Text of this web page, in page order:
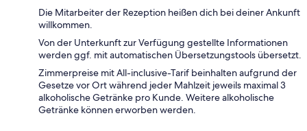
Die Mitarbeiter der Rezeption heißen dich bei deiner Ankunft
willkommen.
Von der Unterkunft zur Verfügung gestellte Informationen
werden ggf. mit automatischen Übersetzungstools übersetzt.
Zimmerpreise mit All-inclusive-Tarif beinhalten aufgrund der
Gesetze vor Ort während jeder Mahlzeit jeweils maximal 3
alkoholische Getränke pro Kunde. Weitere alkoholische
Getränke können erworben werden.